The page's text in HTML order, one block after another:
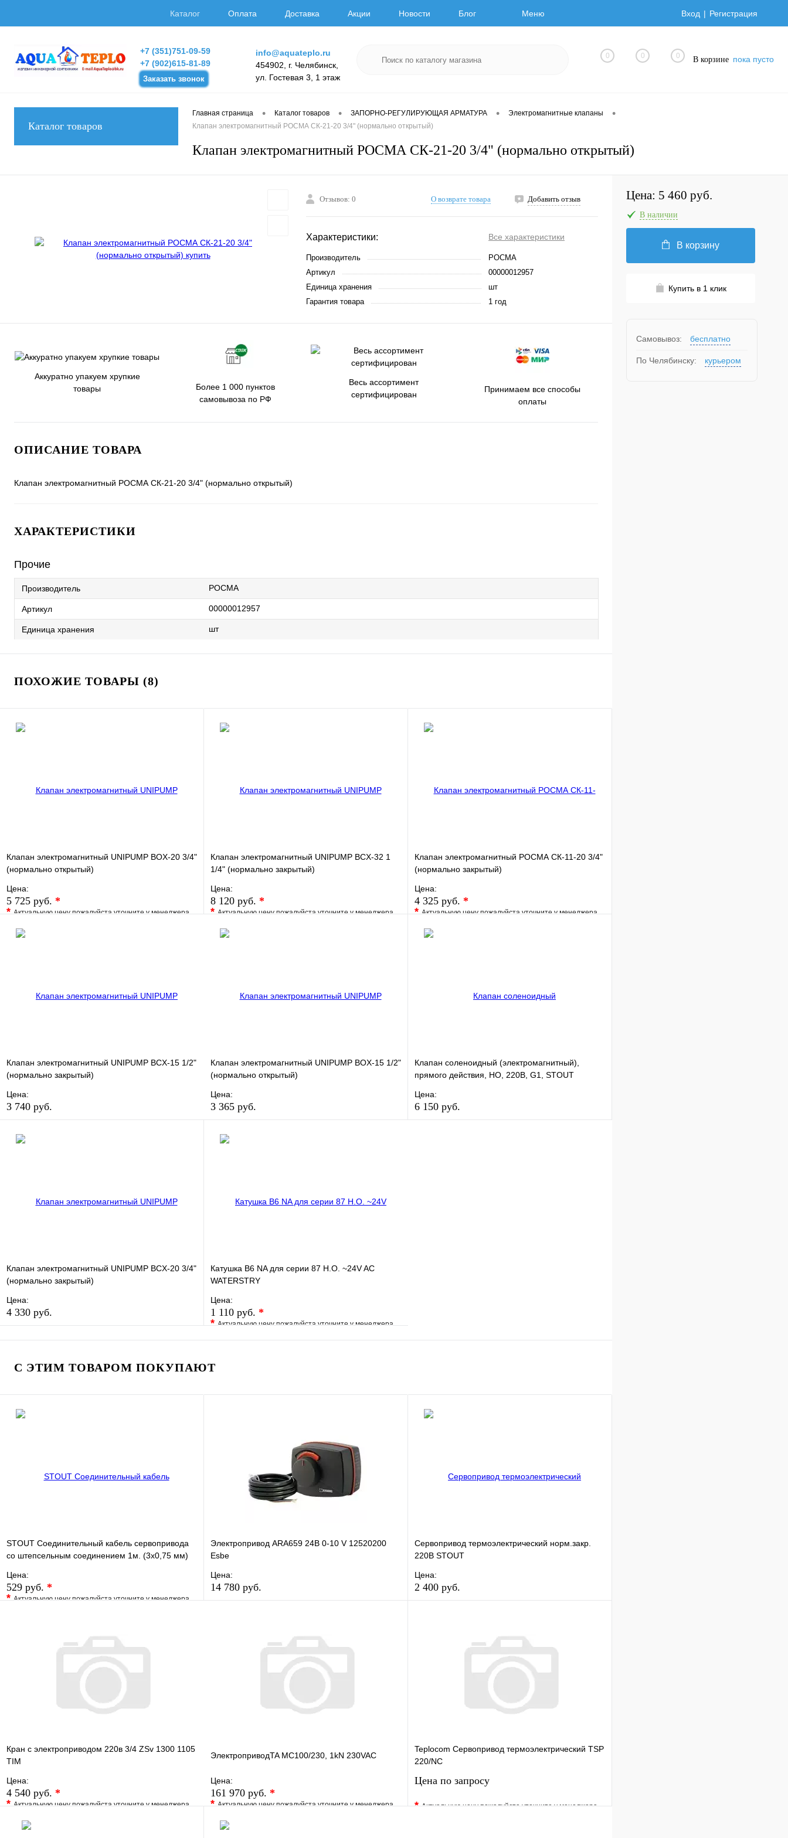
Каталог Оплата Доставка Акции Новости Блог Меню Вход Регистрация
+7 (351)751-09-59
+7 (902)615-81-89
Заказать звонок
info@aquateplo.ru
454902, г. Челябинск,
ул. Гостевая 3, 1 этаж
0 0 0 В корзине пока пусто
Каталог товаров
Главная страница • Каталог товаров • ЗАПОРНО-РЕГУЛИРУЮЩАЯ АРМАТУРА • Электромагнитные клапаны •
Клапан электромагнитный РОСМА СК-21-20 3/4" (нормально открытый)
Клапан электромагнитный РОСМА СК-21-20 3/4" (нормально открытый)
Отзывов: 0 О возврате товара Добавить отзыв
Характеристики: Все характеристики
Производитель
РОСМА
Артикул
00000012957
Единица хранения
шт
Гарантия товара
1 год
Аккуратно упакуем хрупкие
товары
Более 1 000 пунктов
самовывоза по РФ
Весь ассортимент
сертифицирован
Принимаем все способы
оплаты
ОПИСАНИЕ ТОВАРА
Клапан электромагнитный РОСМА СК-21-20 3/4" (нормально открытый)
ХАРАКТЕРИСТИКИ
Прочие
Производитель РОСМА
Артикул 00000012957
Единица хранения шт
ПОХОЖИЕ ТОВАРЫ (8)
Клапан электромагнитный UNIPUMP BОX-20 3/4"
(нормально открытый)
Цена:
5 725 руб. *
*Актуальную цену пожалуйста уточните у менеджера
В избранное
Клапан электромагнитный UNIPUMP BCX-32 1
1/4" (нормально закрытый)
Цена:
8 120 руб. *
*Актуальную цену пожалуйста уточните у менеджера
В избранное
Клапан электромагнитный РОСМА СК-11-20 3/4"
(нормально закрытый)
Цена:
4 325 руб. *
*Актуальную цену пожалуйста уточните у менеджера
В избранное
Клапан электромагнитный UNIPUMP BCX-15 1/2"
(нормально закрытый)
Цена:
3 740 руб.
Купить в 1 клик
Клапан электромагнитный UNIPUMP BОX-15 1/2"
(нормально открытый)
Цена:
3 365 руб.
Купить в 1 клик
Клапан соленоидный (электромагнитный),
прямого действия, НО, 220В, G1, STOUT
Цена:
6 150 руб.
Клапан электромагнитный UNIPUMP BCX-20 3/4"
(нормально закрытый)
Цена:
4 330 руб.
Катушка B6 NA для серии 87 Н.О. ~24V AC
WATERSTRY
Цена:
1 110 руб. *
*Актуальную цену пожалуйста уточните у менеджера
В избранное Сравнение
В корзину
С ЭТИМ ТОВАРОМ ПОКУПАЮТ
STOUT Соединительный кабель сервопривода
со штепсельным соединением 1м. (3х0,75 мм)
Цена:
529 руб. *
*Актуальную цену пожалуйста уточните у менеджера
В корзину
Электропривод ARA659 24В 0-10 V 12520200
Esbe
Цена:
14 780 руб.
В корзину
Сервопривод термоэлектрический норм.закр.
220В STOUT
Цена:
2 400 руб.
В корзину
Кран с электроприводом 220в 3/4 ZSv 1300 1105
TIM
Цена:
4 540 руб. *
*Актуальную цену пожалуйста уточните у менеджера
В избранное
ЭлектроприводTA MC100/230, 1kN 230VAC
Цена:
161 970 руб. *
*Актуальную цену пожалуйста уточните у менеджера
В избранное
Teplocom Сервопривод термоэлектрический TSP
220/NC
Цена по запросу
*Актуальную цену пожалуйста уточните у менеджера
Цена: 5 460 руб.
В наличии
В корзину
Купить в 1 клик
Самовывоз: бесплатно
По Челябинску: курьером